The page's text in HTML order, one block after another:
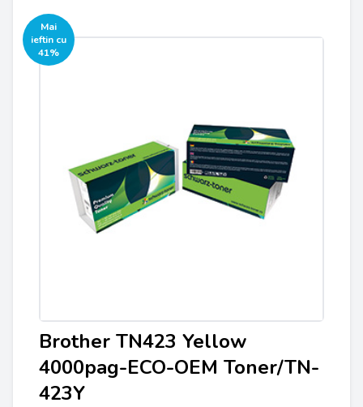
Mai
ieftin cu
41%
Brother TN423 Yellow
4000pag-ECO-OEM Toner/TN-
423Y